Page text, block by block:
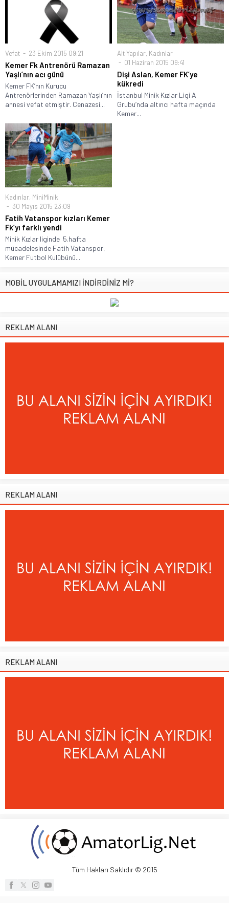
Vefat 23 Ekim 2015 09:21
Kemer Fk Antrenörü Ramazan
Yaşlı’nın acı günü
Kemer FK’nın Kurucu
Antrenörlerinden Ramazan Yaşlı’nın
annesi vefat etmiştir. Cenazesi...
Alt Yapılar, Kadınlar
01 Haziran 2015 09:41
Dişi Aslan, Kemer FK’ye
kükredi
İstanbul Minik Kızlar Ligi A
Grubu’nda altıncı hafta maçında
Kemer...
Kadınlar, MiniMinik
30 Mayıs 2015 23:09
Fatih Vatanspor kızları Kemer
Fk’yı farklı yendi
Minik Kızlar liginde 5.hafta
mücadelesinde Fatih Vatanspor,
Kemer Futbol Kulübünü...
MOBİL UYGULAMAMIZI İNDİRDİNİZ Mİ?
REKLAM ALANI
REKLAM ALANI
REKLAM ALANI
Tüm Hakları Saklıdır © 2015